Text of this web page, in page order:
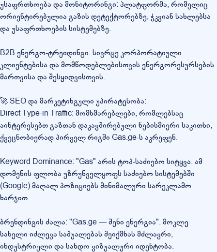
უსაფრთხოება და მონიტორინგი: პლატფორმა, რომელიც
ორიენტირებულია გაზის დეტექტორებზე, ჭკვიან სახლებსა
და უსაფრთხოების სისტემებზე.
B2B ენერგო-ტრეიდინგი: სივრცე კორპორატიული
კლიენტებისა და მომწოდებლებისთვის ენერგორესურსების
მართვისა და შესყიდვისთვის.
🚀 SEO და მარკეტინგული უპირატესობა:
Direct Type-in Traffic: მომხმარებლები, რომლებსაც
აინტერესებთ გაზთან დაკავშირებული ნებისმიერი საკითხი,
ქვეცნობიერად პირველ რიგში Gas.ge-ს აკრეფენ.
Keyword Dominance: "Gas" არის ტოპ-საძიებო სიტყვა. ამ
დომენის ფლობა უზრუნველყოფს საძიებო სისტემებში
(Google) მაღალ პოზიციებს მინიმალური სარეკლამო
ხარჯით.
ბრენდინგის ძალა: "Gas.ge — შენი ენერგია". მოკლე
სახელი იძლევა საშუალებას შეიქმნას მძლავრი,
ინდუსტრიული და სანდო ვიზუალური იდენტობა.